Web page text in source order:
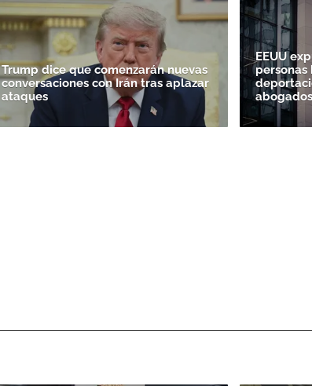
Trump dice que comenzarán nuevas
conversaciones con Irán tras aplazar
ataques
EEUU
personas
abogados